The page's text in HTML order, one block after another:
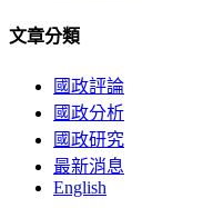
文章分類
國政評論
國政分析
國政研究
最新消息
English